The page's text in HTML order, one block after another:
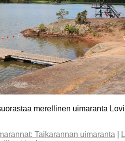
merellinen uimaranta
Taikarannan uimaranta